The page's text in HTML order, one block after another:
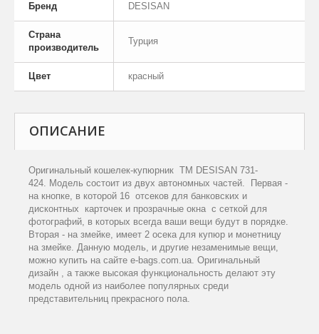
Бренд DESISAN
Страна
производитель
Турция
Цвет красный
ОПИСАНИЕ
Оригинальный кошелек-купюрник ТМ DESISAN 731-
424. Модель состоит из двух автономных частей. Первая -
на кнопке, в которой 16 отсеков для банковских и
дисконтных карточек и прозрачные окна с сеткой для
фотографий, в которых всегда ваши вещи будут в порядке.
Вторая - на змейке, имеет 2 осека для купюр и монетницу
на змейке. Данную модель, и другие незаменимые вещи,
можно купить на сайте e-bags.com.ua. Оригинальный
дизайн , а также высокая функциональность делают эту
модель одной из наиболее популярных среди
представительниц прекрасного пола.